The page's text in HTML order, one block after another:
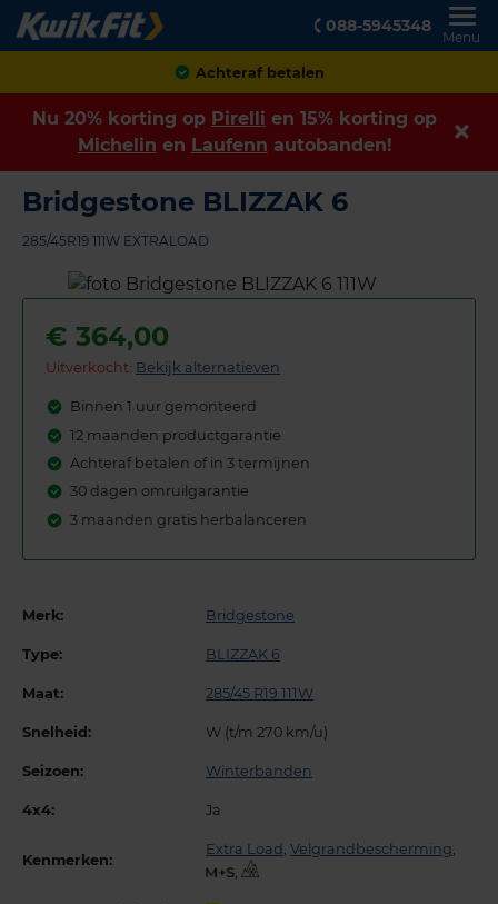
088-5945348
Menu
Achteraf betalen
Nu 20% korting op Pirelli en 15% korting op
Michelin en Laufenn autobanden!
Bridgestone BLIZZAK 6
285/45R19 111W EXTRALOAD
€ 364,00
Uitverkocht: Bekijk alternatieven
Binnen 1 uur gemonteerd
12 maanden productgarantie
Achteraf betalen of in 3 termijnen
30 dagen omruilgarantie
3 maanden gratis herbalanceren
Merk: Bridgestone
Type: BLIZZAK 6
Maat: 285/45 R19 111W
Snelheid: W (t/m 270 km/u)
Seizoen: Winterbanden
4x4: Ja
Kenmerken:
Extra Load , Velgrandbescherming,
,